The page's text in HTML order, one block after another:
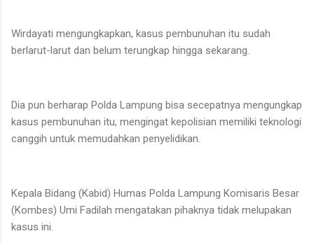
Wirdayati mengungkapkan, kasus pembunuhan itu sudah
berlarut-larut dan belum terungkap hingga sekarang.
Dia pun berharap Polda Lampung bisa secepatnya mengungkap
kasus pembunuhan itu, mengingat kepolisian memiliki teknologi
canggih untuk memudahkan penyelidikan.
Kepala Bidang (Kabid) Humas Polda Lampung Komisaris Besar
(Kombes) Umi Fadilah mengatakan pihaknya tidak melupakan
kasus ini.